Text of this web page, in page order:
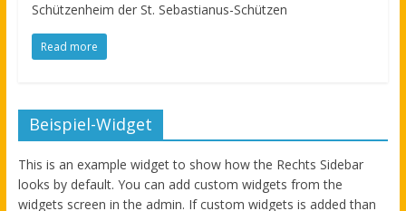
Schützenheim der St. Sebastianus-Schützen
Read more
Beispiel-Widget
This is an example widget to show how the Rechts Sidebar
looks by default. You can add custom widgets from the
widgets screen in the admin. If custom widgets is added than